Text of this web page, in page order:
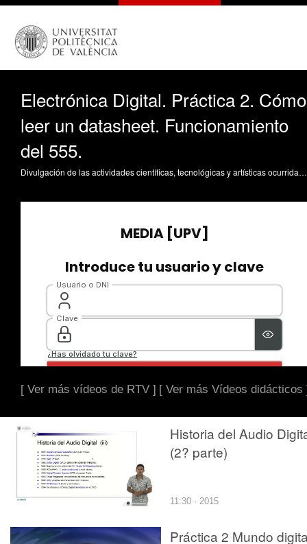
Electrónica Digital. Práctica 2. Cómo
leer un datasheet. Funcionamiento
del 555.
Divulgación de las actividades científicas, tecnológicas y artísticas ocurridas en los tres campus de la UPV
[ Ver más vídeos de RTV ] [ Ver más Vídeos didácticos
Historia del Audio
(2? parte)
11:30 · 2015
Práctica 2 Mundo